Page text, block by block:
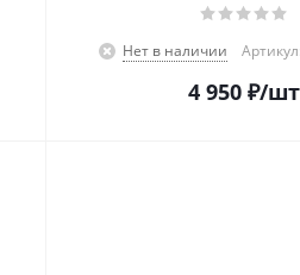
Нет в наличии
4 950 ₽/шт